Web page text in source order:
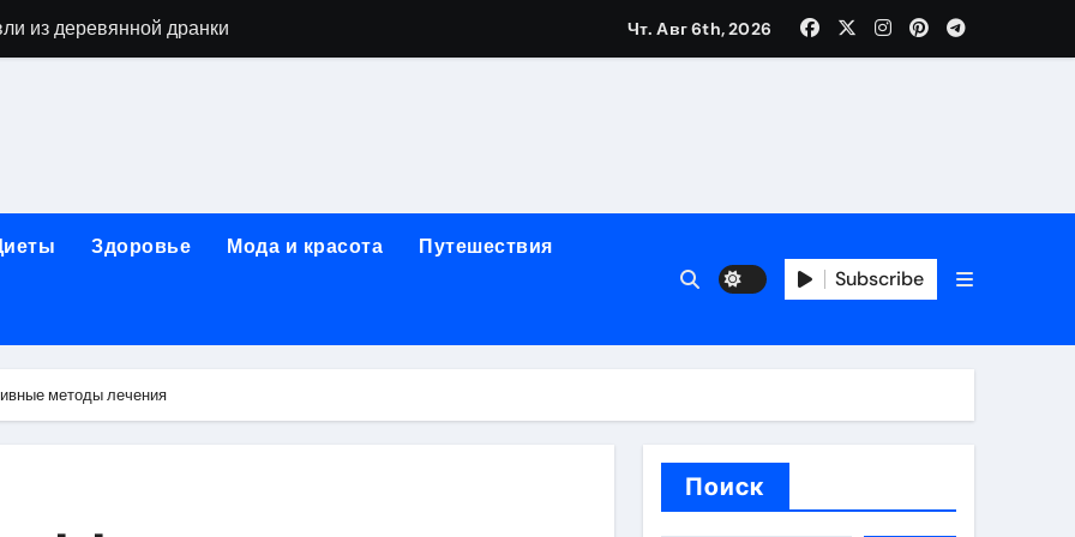
для парников: как сохранить тепло и получить богатый урожай
срезового компьютерного томографа
и трикотажа: опт и розница, условия доставки и сертификация
с медицинской лицензией и диагностикой зрения
Чт. Авг 6th, 2026
Здоровье Мода и красота Путешествия
Subscribe
методы лечения
Поиск